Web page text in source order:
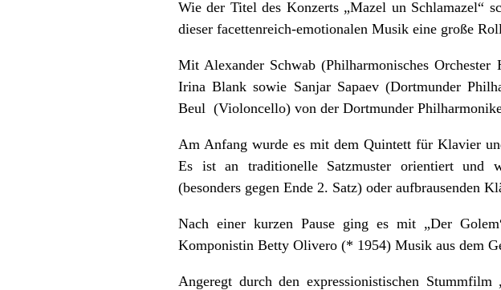
Wie der Titel des Konzerts „Mazel un Schlamazel“
dieser facettenreich-emotionalen Musik eine große
Mit Alexander Schwab (Philharmonisches
Irina Blank sowie Sanjar Sapaev (Dortmunder
Beul (Violoncello) von der Dortmunder
Am Anfang wurde es mit dem Quintett für Klavier
Es ist an traditionelle Satzmuster orientiert und
(besonders gegen Ende 2. Satz) oder aufbrausenden
Nach einer kurzen Pause ging es mit „Der
Komponistin Betty Olivero (* 1954) Musik aus dem
Angeregt durch den expressionistischen